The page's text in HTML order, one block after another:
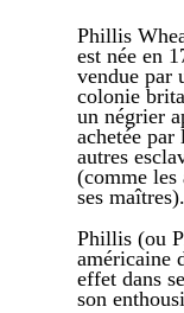
Phillis
est née en
vendue par
colonie
un négrier
achetée
autres
(comme les
ses maîtres).
Phillis (ou
américaine
effet dans
son